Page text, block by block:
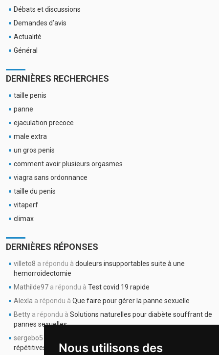
Nous utilisons des
Débats et discussions
Demandes d’avis
Actualité
Général
DERNIÈRES RECHERCHES
taille penis
panne
ejaculation precoce
male extra
un gros penis
comment avoir plusieurs orgasmes
viagra sans ordonnance
taille du penis
vitaperf
climax
DERNIÈRES RÉPONSES
villeto8 a répondu à douleurs insupportables suite à une
hemorroidectomie
Mathilde97 a répondu à Test covid 19 rapide
Alexla a répondu à Que faire pour gérer la panne sexuelle
Betty a répondu à Solutions naturelles pour diabète souffrant de
pannes sexuelles
sergebo5
répétitives depuis 6 mois